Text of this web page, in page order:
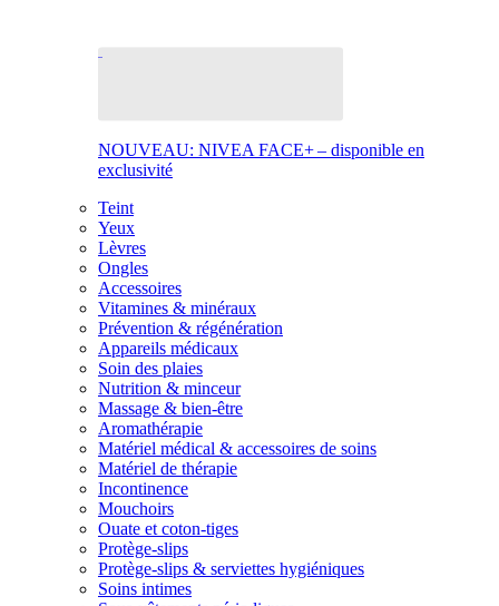
NOUVEAU: NIVEA FACE+ – disponible en
exclusivité
Teint
Yeux
Lèvres
Ongles
Accessoires
Vitamines & minéraux
Prévention & régénération
Appareils médicaux
Soin des plaies
Nutrition & minceur
Massage & bien-être
Aromathérapie
Matériel médical & accessoires de soins
Matériel de thérapie
Incontinence
Mouchoirs
Ouate et coton-tiges
Protège-slips
Protège-slips & serviettes hygiéniques
Soins intimes